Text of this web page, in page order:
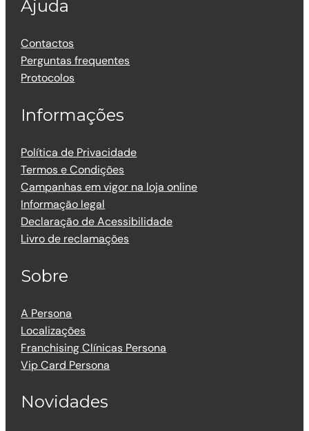
Ajuda
Contactos
Perguntas frequentes
Protocolos
Informações
Política de Privacidade
Termos e Condições
Campanhas em vigor na loja online
Informação legal
Declaração de Acessibilidade
Livro de reclamações
Sobre
A Persona
Localizações
Franchising Clínicas Persona
Vip Card Persona
Novidades